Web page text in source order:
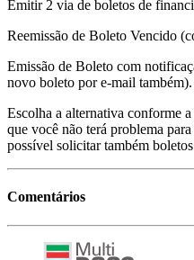
Emitir 2 via de boletos de
Reemissão de Boleto Vencido
Emissão de Boleto com
novo boleto por e-mail também).
Escolha a alternativa conforme
que você não terá problema
possível solicitar também
Comentários